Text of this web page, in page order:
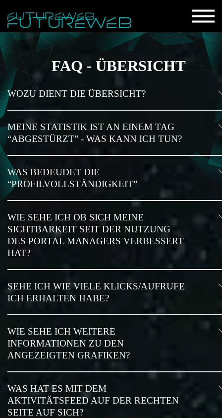
FAQ - ÜBERSICHT
WOZU DIENT DIE ÜBERSICHT?
MEINE STATISTIK IST AN EINEM TAG
“ABGESTÜRZT” - WAS KANN ICH TUN?
WAS BEDEUDET DIE
“PROFILVOLLSTÄNDIGKEIT”
WIE SEHE ICH OB SICH MEINE
SICHTBARKEIT SEIT DER NUTZUNG
DES PORTAL MANAGERS VERBESSERT
HAT?
SEHE ICH WIE VIELE KLICKS/AUFRUFE
ICH ERHALTEN HABE?
WIE SEHE ICH WEITERE
INFORMATIONEN ZU DEN
ANGEZEIGTEN GRAFIKEN?
WAS HAT ES MIT DEM
AKTIVITÄTSFEED AUF DER RECHTEN
SEITE AUF SICH?